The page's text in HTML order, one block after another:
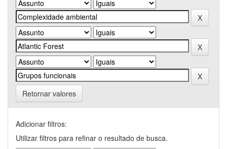
Retornar valores
Adicionar filtros:
Utilizar filtros para refinar o resultado de busca.